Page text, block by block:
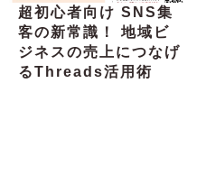
超初心者向け SNS集
客の新常識！ 地域ビ
ジネスの売上につなげ
るThreads活用術